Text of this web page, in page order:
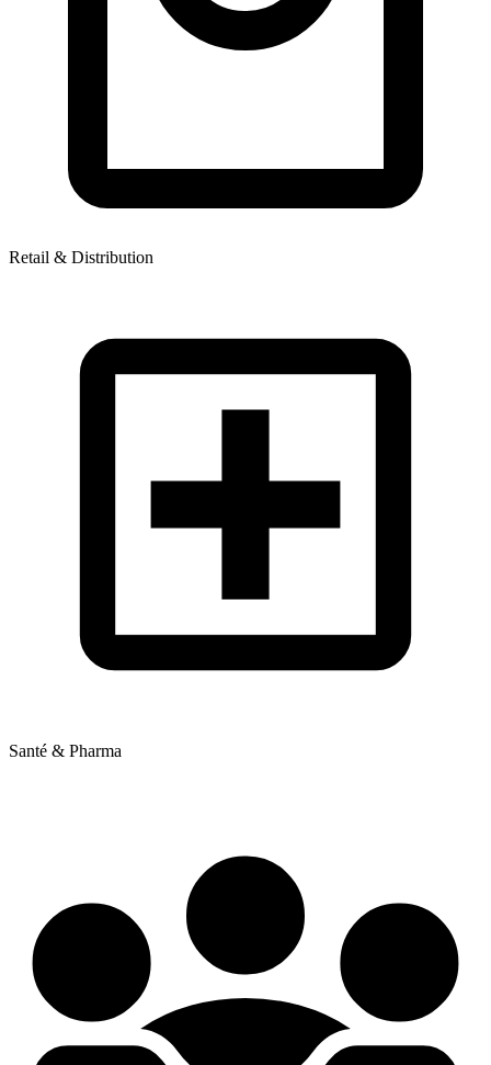
Retail & Distribution
Santé & Pharma